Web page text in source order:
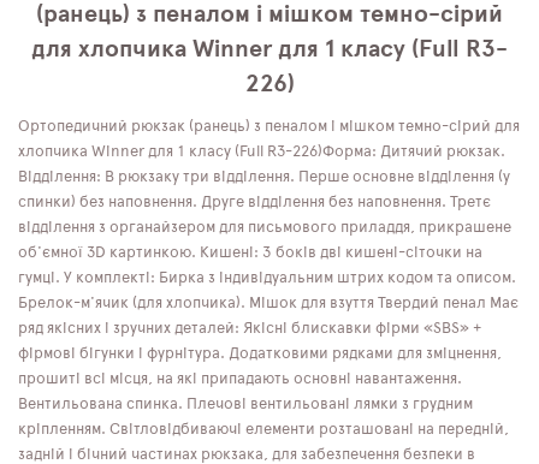
(ранець) з пеналом і мішком темно-сірий
для хлопчика Winner для 1 класу (Full R3-
226)
Ортопедичний рюкзак (ранець) з пеналом і мішком темно-сірий для
хлопчика Winner для 1 класу (Full R3-226)Форма: Дитячий рюкзак.
Відділення: В рюкзаку три відділення. Перше основне відділення (у
спинки) без наповнення. Друге відділення без наповнення. Третє
відділення з органайзером для письмового приладдя, прикрашене
об'ємної 3D картинкою. Кишені: З боків дві кишені-сіточки на
гумці. У комплекті: Бирка з індивідуальним штрих кодом та описом.
Брелок-м'ячик (для хлопчика). Мішок для взуття Твердий пенал Має
ряд якісних і зручних деталей: Якісні блискавки фірми «SBS» +
фірмові бігунки і фурнітура. Додатковими рядками для зміцнення,
прошиті всі місця, на які припадають основні навантаження.
Вентильована спинка. Плечові вентильовані лямки з грудним
кріпленням. Світловідбиваючі елементи розташовані на передній,
задній і бічний частинах рюкзака, для забезпечення безпеки в